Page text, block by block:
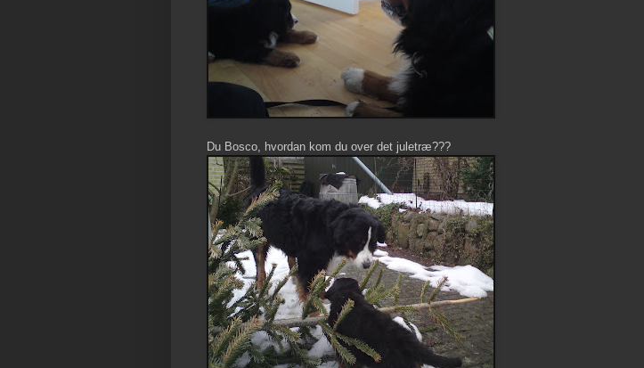
Du Bosco, hvordan kom du over det juletræ???